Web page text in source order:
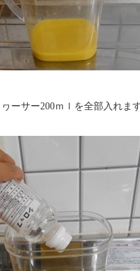
ーサー200ｍｌを全部入れます